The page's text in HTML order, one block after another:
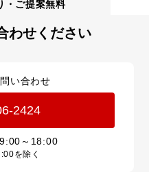
わせください
い合わせ
2424
9:00～18:00
を除く